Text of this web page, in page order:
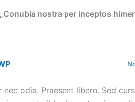
nostra per inceptos
nec odio. Praesent libero. Sed